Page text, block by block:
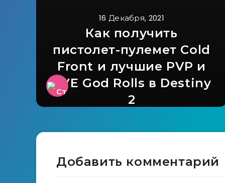
16 Декабря, 2021
Как получить
пистолет-пулемет Cold
Front и лучшие PVP и
PVE God Rolls в Destiny
2
Добавить комментарий